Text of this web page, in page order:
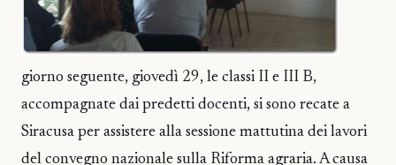
giorno seguente, giovedì 29, le classi II e III B,
accompagnate dai predetti docenti, si sono recate a
Siracusa per assistere alla sessione mattutina dei lavori
del convegno nazionale sulla Riforma agraria. A causa